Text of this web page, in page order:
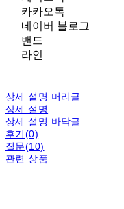
카카오톡
네이버 블로그
밴드
라인
상세 설명 머리글
상세 설명
상세 설명 바닥글
후기(0)
질문(10)
관련 상품